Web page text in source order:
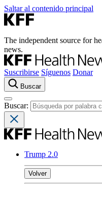
Saltar al contenido principal
The independent source for
news.
Suscribirse Síguenos Donar
Buscar
Buscar:
Trump 2.0
Volver